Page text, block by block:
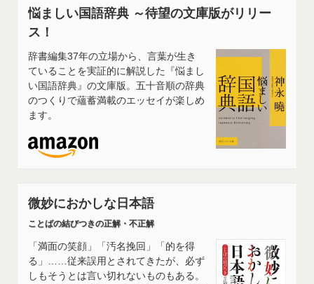
悩ましい国語辞典 ～待望の文庫版がリリー
ス！
辞書編集37年の立場から、言葉が生き
ていることを実証的に解説した『悩まし
い国語辞典』の文庫版。五十音順の辞典
のつくりで蘊蓄満載のエッセイが楽しめ
ます。
微妙におかしな日本語
ことばの結びつきの正解・不正解
「満面の笑顔」「汚名挽回」「的を得
る」……従来誤用とされてきたが、必ず
しもそうとは言い切れないものもある。